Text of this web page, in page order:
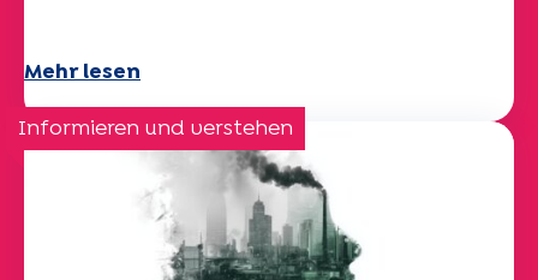
Mehr lesen
Informieren und verstehen